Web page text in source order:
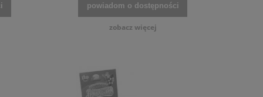
powiadom o dostępności
zobacz więcej